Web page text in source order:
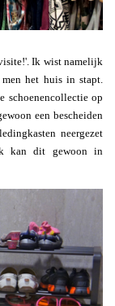
Ik wist namelijk
het huis in stapt.
schoenencollectie op
een bescheiden
neergezet
kan dit gewoon in